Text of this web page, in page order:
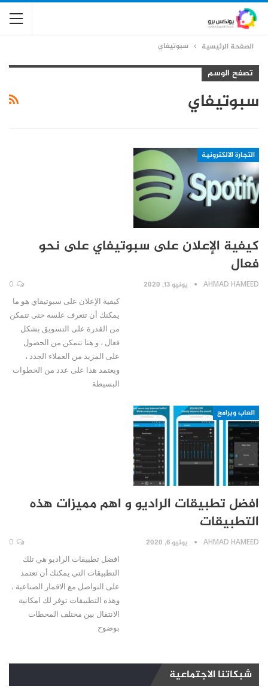
الصفحة الرئيسية سبوتيفاي
تصفح الوسم
سبوتيفاي
التجارة الالكترونية
كيفية الإعلان على سبوتيفاي على نحو
فعال
AHMAD HAMEED يونيو 13, 2020
كيفية الإعلان على سبوتيفاي هو ما
يمكنك أن تتعرف علسه حتى تتمكن
من القدرة على التسويق بشكل
فعال ، و هنا تتمكن من الحصول
على المزيد من العملاء الجدد ،
ويعتمد هذا على عدد من الخطوات
البسيطة
العاب وبرامج
افضل تطبيقات الراديو و اهم مميزات هذه
التطبيقات
AHMAD HAMEED يونيو 6, 2020
افضل تطبيقات الراديو هي تلك
التطبيقات التي يمكنك أن تعتمد
على التواصل مع الاقمار الصناعية ،
وهذه التطبيقات توفر لك امكانية
الانتقال بين مختلف المحطات
بوضوح
شبكاتنا الاجتماعية